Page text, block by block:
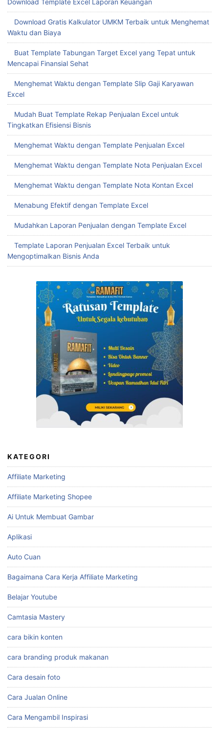
Download Template Excel Laporan Keuangan
Download Gratis Kalkulator UMKM Terbaik untuk Menghemat
Waktu dan Biaya
Buat Template Tabungan Target Excel yang Tepat untuk
Mencapai Finansial Sehat
Menghemat Waktu dengan Template Slip Gaji Karyawan
Excel
Mudah Buat Template Rekap Penjualan Excel untuk
Tingkatkan Efisiensi Bisnis
Menghemat Waktu dengan Template Penjualan Excel
Menghemat Waktu dengan Template Nota Penjualan Excel
Menghemat Waktu dengan Template Nota Kontan Excel
Menabung Efektif dengan Template Excel
Mudahkan Laporan Penjualan dengan Template Excel
Template Laporan Penjualan Excel Terbaik untuk
Mengoptimalkan Bisnis Anda
KATEGORI
Affiliate Marketing
Affiliate Marketing Shopee
Ai Untuk Membuat Gambar
Aplikasi
Auto Cuan
Bagaimana Cara Kerja Affiliate Marketing
Belajar Youtube
Camtasia Mastery
cara bikin konten
cara branding produk makanan
Cara desain foto
Cara Jualan Online
Cara Mengambil Inspirasi